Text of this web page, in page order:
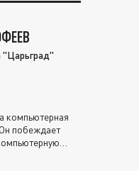
"Царьград"
компьютерная
побеждает